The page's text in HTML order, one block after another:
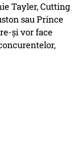
Tayler, Cutting
sau Prince
și vor face